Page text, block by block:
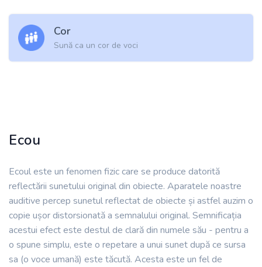
Cor
Sună ca un cor de voci
Ecou
Ecoul este un fenomen fizic care se produce datorită
reflectării sunetului original din obiecte. Aparatele noastre
auditive percep sunetul reflectat de obiecte și astfel auzim o
copie ușor distorsionată a semnalului original. Semnificația
acestui efect este destul de clară din numele său - pentru a
o spune simplu, este o repetare a unui sunet după ce sursa
sa (o voce umană) este tăcută. Acesta este un fel de